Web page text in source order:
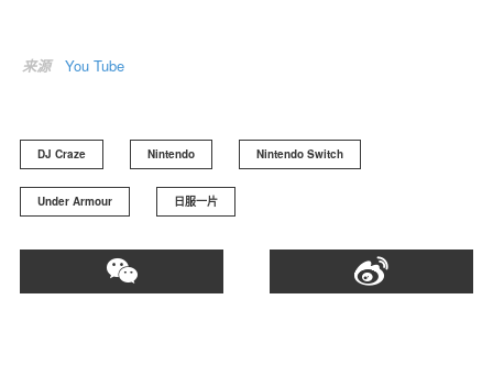
来源 You Tube
DJ Craze Nintendo Nintendo Switch
Under Armour 日服一片